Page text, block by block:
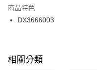
２．訂單成立數日內，您將收到
３．收到繳費通知簡訊後14天內
ATM／網路銀行／等多元方式進
※ 交易是否成功請以「AFTEE先
是否繳費成功／繳費後需取消欲
付款後門市自取
每筆NT$100，滿NT$1,500(
商品特色
DX3666003
相關分類